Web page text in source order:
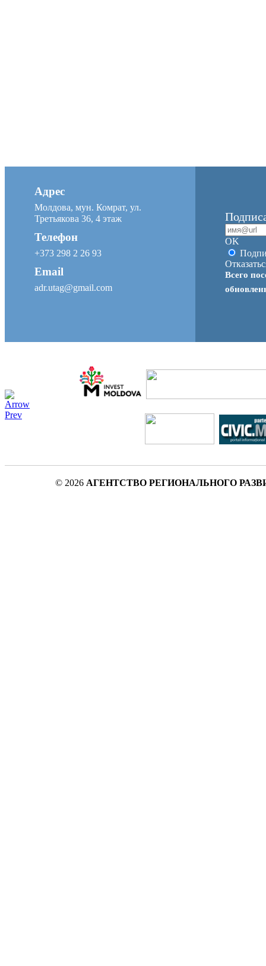
Адрес
Молдова, мун. Комрат, ул.
Третьякова 36, 4 этаж
Телефон
+373 298 2 26 93
Email
adr.utag@gmail.com
OK
Всего
© 2026 АГЕНТСТВО РЕГИОНАЛЬНОГО